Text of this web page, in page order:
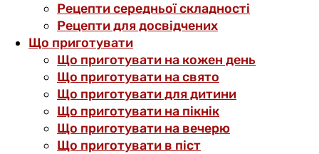
Рецепти середньої складності
Рецепти для досвідчених
Що приготувати
Що приготувати на кожен день
Що приготувати на свято
Що приготувати для дитини
Що приготувати на пікнік
Що приготувати на вечерю
Що приготувати в піст